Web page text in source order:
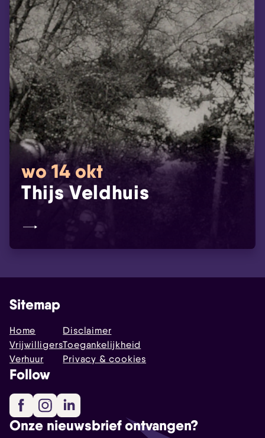
wo 14 okt
Thijs Veldhuis
Sitemap
Home
Vrijwilligers
Verhuur
Disclaimer
Toegankelijkheid
Privacy & cookies
Follow
FacebookInstagram
Onze nieuwsbrief ontvangen?